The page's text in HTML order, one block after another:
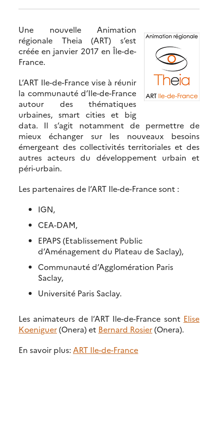
Une nouvelle Animation
régionale Theia (ART) s’est
créée en janvier 2017 en Île-de-
France.
L’ART Ile-de-France vise à réunir
la communauté d’Ile-de-France
autour des thématiques
urbaines, smart cities et big
data. Il s’agit notamment de permettre de
mieux échanger sur les nouveaux besoins
émergeant des collectivités territoriales et des
autres acteurs du développement urbain et
péri-urbain.
Les partenaires de l’ART Ile-de-France sont :
IGN,
CEA-DAM,
EPAPS (Etablissement Public
d’Aménagement du Plateau de Saclay),
Communauté d’Agglomération Paris
Saclay,
Université Paris Saclay.
Les animateurs de l’ART Ile-de-France sont Elise
Koeniguer(Onera) et Bernard Rosier(Onera).
En savoir plus: ART Ile-de-France